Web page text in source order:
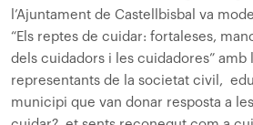
l’Ajuntament de Castellbisbal va
“Els reptes de cuidar: fortaleses,
dels cuidadors i les cuidadores” amb
representants de la societat civil,
municipi que van donar resposta a